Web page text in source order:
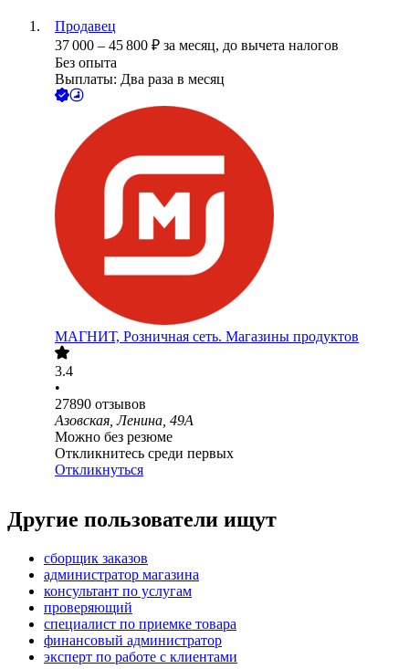
Продавец
37 000 – 45 800 ₽ за месяц, до вычета налогов
Без опыта
Выплаты: Два раза в месяц
МАГНИТ, Розничная сеть. Магазины продуктов
3.4
•
27890 отзывов
Азовская, Ленина, 49А
Можно без резюме
Откликнитесь среди первых
Откликнуться
Другие пользователи ищут
сборщик заказов
администратор магазина
консультант по услугам
проверяющий
специалист по приемке товара
финансовый администратор
эксперт по работе с клиентами